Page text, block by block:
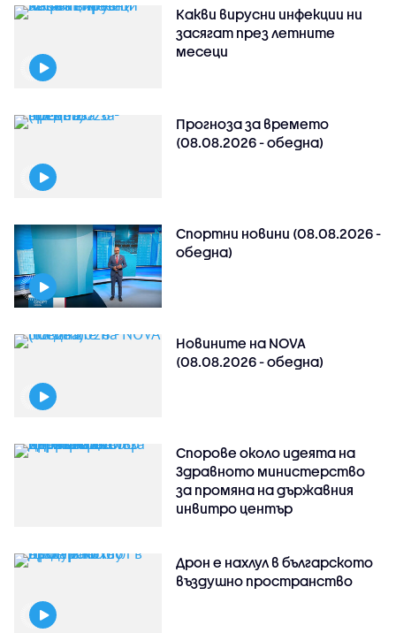
Какви вирусни инфекции ни
засягат през летните
месеци
Прогноза за времето
(08.08.2026 - обедна)
Спортни новини (08.08.2026 -
обедна)
Новините на NOVA
(08.08.2026 - обедна)
Спорове около идеята на
Здравното министерство
за промяна на държавния
инвитро център
Дрон е нахлул в българското
въздушно пространство